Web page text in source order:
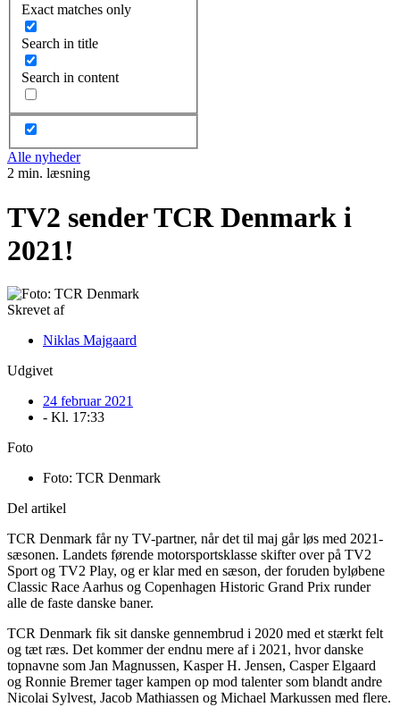
Exact matches only
Search in title
Search in content
Alle nyheder
2 min. læsning
TV2 sender TCR Denmark i
2021!
Skrevet af
Niklas Majgaard
Udgivet
24 februar 2021
- Kl. 17:33
Foto
Foto: TCR Denmark
Del artikel
TCR Denmark får ny TV-partner, når det til maj går løs med 2021-
sæsonen. Landets førende motorsportsklasse skifter over på TV2
Sport og TV2 Play, og er klar med en sæson, der foruden byløbene
Classic Race Aarhus og Copenhagen Historic Grand Prix runder
alle de faste danske baner.
TCR Denmark fik sit danske gennembrud i 2020 med et stærkt felt
og tæt ræs. Det kommer der endnu mere af i 2021, hvor danske
topnavne som Jan Magnussen, Kasper H. Jensen, Casper Elgaard
og Ronnie Bremer tager kampen op mod talenter som blandt andre
Nicolai Sylvest, Jacob Mathiassen og Michael Markussen med flere.